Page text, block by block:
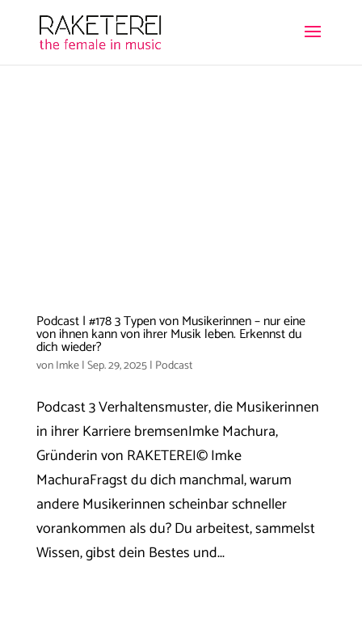
Podcast | #178 3 Typen von Musikerinnen – nur eine
von ihnen kann von ihrer Musik leben. Erkennst du
dich wieder?
vonImke|Sep. 29, 2025| Podcast
Podcast 3 Verhaltensmuster, die Musikerinnen
in ihrer Karriere bremsenImke Machura,
Gründerin von RAKETEREI© Imke
MachuraFragst du dich manchmal, warum
andere Musikerinnen scheinbar schneller
vorankommen als du? Du arbeitest, sammelst
Wissen, gibst dein Bestes und...